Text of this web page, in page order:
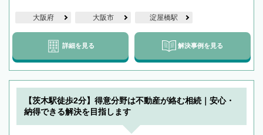
大阪府 大阪市 淀屋橋駅
詳細を見る 解決事例を見る
【茨木駅徒歩2分】得意分野は不動産が絡む相続｜安心・
納得できる解決を目指します